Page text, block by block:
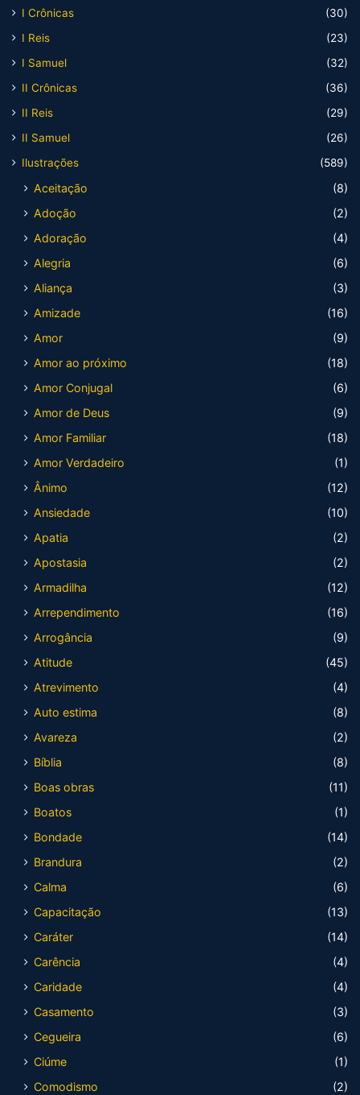
I Crônicas
(30)
I Reis
(23)
I Samuel
(32)
II Crônicas
(36)
II Reis
(29)
II Samuel
(26)
Ilustrações
(589)
Aceitação
(8)
Adoção
(2)
Adoração
(4)
Alegria
(6)
Aliança
(3)
Amizade
(16)
Amor
(9)
Amor ao próximo
(18)
Amor Conjugal
(6)
Amor de Deus
(9)
Amor Familiar
(18)
Amor Verdadeiro
(1)
Ânimo
(12)
Ansiedade
(10)
Apatia
(2)
Apostasia
(2)
Armadilha
(12)
Arrependimento
(16)
Arrogância
(9)
Atitude
(45)
Atrevimento
(4)
Auto estima
(8)
Avareza
(2)
Bíblia
(8)
Boas obras
(11)
Boatos
(1)
Bondade
(14)
Brandura
(2)
Calma
(6)
Capacitação
(13)
Caráter
(14)
Carência
(4)
Caridade
(4)
Casamento
(3)
Cegueira
(6)
Ciúme
(1)
Comodismo
(2)